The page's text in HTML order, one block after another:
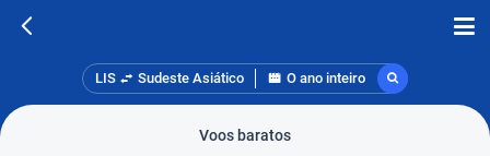
LIS Sudeste Asiático O ano inteiro
Voos baratos